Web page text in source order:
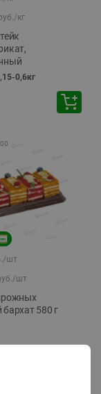
кг
0,6кг
шт
шт
580 г